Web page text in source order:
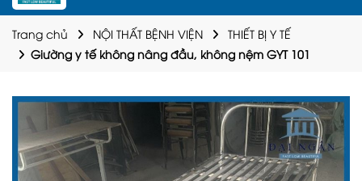
Trang chủ NỘI THẤT BỆNH VIỆN
THIẾT BỊ Y TẾ
Giường y tế không nâng đầu, không nệm GYT 101